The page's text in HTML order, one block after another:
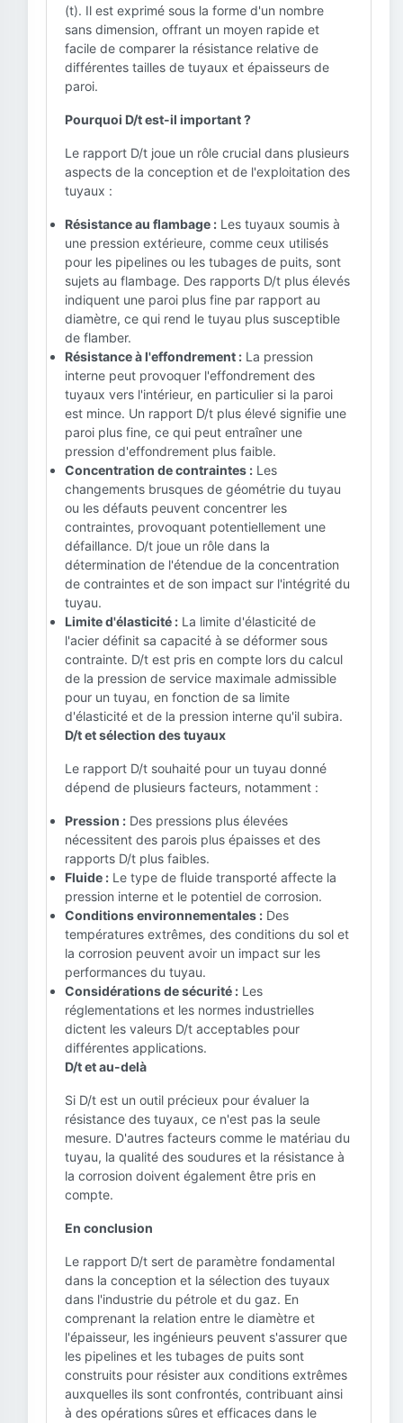
(t). Il est exprimé sous la forme d'un nombre
sans dimension, offrant un moyen rapide et
facile de comparer la résistance relative de
différentes tailles de tuyaux et épaisseurs de
paroi.
Pourquoi D/t est-il important ?
Le rapport D/t joue un rôle crucial dans plusieurs
aspects de la conception et de l'exploitation des
tuyaux :
Résistance au flambage : Les tuyaux soumis à
une pression extérieure, comme ceux utilisés
pour les pipelines ou les tubages de puits, sont
sujets au flambage. Des rapports D/t plus élevés
indiquent une paroi plus fine par rapport au
diamètre, ce qui rend le tuyau plus susceptible
de flamber.
Résistance à l'effondrement : La pression
interne peut provoquer l'effondrement des
tuyaux vers l'intérieur, en particulier si la paroi
est mince. Un rapport D/t plus élevé signifie une
paroi plus fine, ce qui peut entraîner une
pression d'effondrement plus faible.
Concentration de contraintes : Les
changements brusques de géométrie du tuyau
ou les défauts peuvent concentrer les
contraintes, provoquant potentiellement une
défaillance. D/t joue un rôle dans la
détermination de l'étendue de la concentration
de contraintes et de son impact sur l'intégrité du
tuyau.
Limite d'élasticité : La limite d'élasticité de
l'acier définit sa capacité à se déformer sous
contrainte. D/t est pris en compte lors du calcul
de la pression de service maximale admissible
pour un tuyau, en fonction de sa limite
d'élasticité et de la pression interne qu'il subira.
D/t et sélection des tuyaux
Le rapport D/t souhaité pour un tuyau donné
dépend de plusieurs facteurs, notamment :
Pression : Des pressions plus élevées
nécessitent des parois plus épaisses et des
rapports D/t plus faibles.
Fluide : Le type de fluide transporté affecte la
pression interne et le potentiel de corrosion.
Conditions environnementales : Des
températures extrêmes, des conditions du sol et
la corrosion peuvent avoir un impact sur les
performances du tuyau.
Considérations de sécurité : Les
réglementations et les normes industrielles
dictent les valeurs D/t acceptables pour
différentes applications.
D/t et au-delà
Si D/t est un outil précieux pour évaluer la
résistance des tuyaux, ce n'est pas la seule
mesure. D'autres facteurs comme le matériau du
tuyau, la qualité des soudures et la résistance à
la corrosion doivent également être pris en
compte.
En conclusion
Le rapport D/t sert de paramètre fondamental
dans la conception et la sélection des tuyaux
dans l'industrie du pétrole et du gaz. En
comprenant la relation entre le diamètre et
l'épaisseur, les ingénieurs peuvent s'assurer que
les pipelines et les tubages de puits sont
construits pour résister aux conditions extrêmes
auxquelles ils sont confrontés, contribuant ainsi
à des opérations sûres et efficaces dans le